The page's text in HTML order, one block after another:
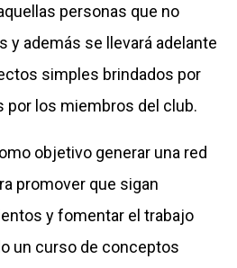
personas que no
y además se llevará adelante
simples brindados por
por los miembros del club.
objetivo generar una red
promover que sigan
y fomentar el trabajo
un curso de conceptos